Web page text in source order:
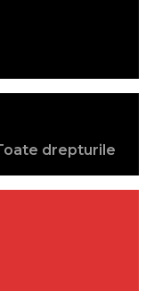
drepturile